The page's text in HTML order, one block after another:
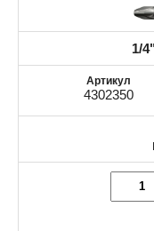
1/
4302350